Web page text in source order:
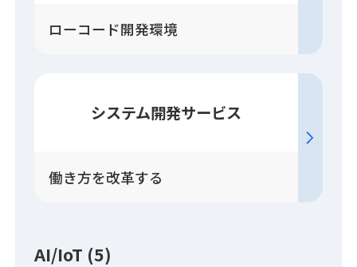
ローコード開発環境
システム開発サービス
働き方を改革する
AI/IoT (5)